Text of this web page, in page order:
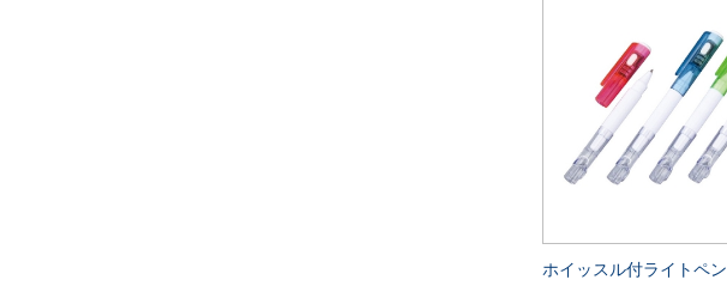
ホイッスル付ライトペン